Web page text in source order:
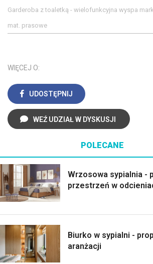
Garderoba z toaletką - wielofunkcyjna wyspa
mat. prasowe
WIĘCEJ O:
UDOSTĘPNIJ
WEŹ UDZIAŁ W DYSKUSJI
POLECANE
Wrzosowa sypialnia -
przestrzeń w
Biurko w sypialni -
aranżacji